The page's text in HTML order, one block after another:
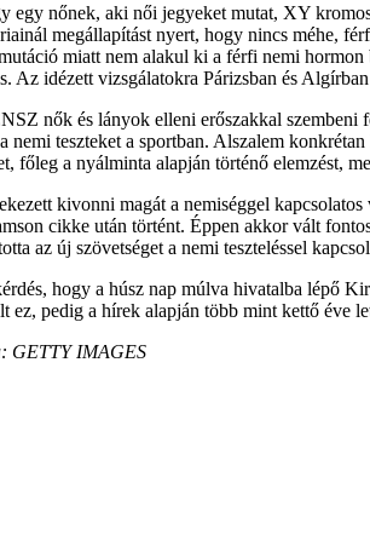
egy nőnek, aki női jegyeket mutat, XY
megállapítást nyert, hogy nincs méhe,
miatt nem alakul ki a férfi nemi
Az idézett vizsgálatokra Párizsban és
nők és lányok elleni erőszakkal
nemi teszteket a sportban. Alszalem
főleg a nyálminta alapján történő elemzést,
kivonni magát a nemiséggel
cikke után történt. Éppen akkor vált
az új szövetséget a nemi teszteléssel
hogy a húsz nap múlva hivatalba lépő
ez, pedig a hírek alapján több mint kettő éve
GETTY IMAGES